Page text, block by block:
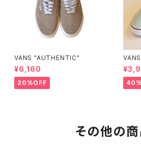
VANS "AUTHENTIC"
¥6,160
20%OFF
その他の